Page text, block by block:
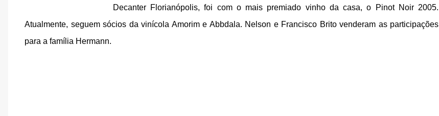
Decanter Florianópolis, foi com o mais premiado vinho da casa, o Pinot Noir 2005.
Atualmente, seguem sócios da vinícola Amorim e Abbdala. Nelson e Francisco Brito venderam as participações
para a família Hermann.